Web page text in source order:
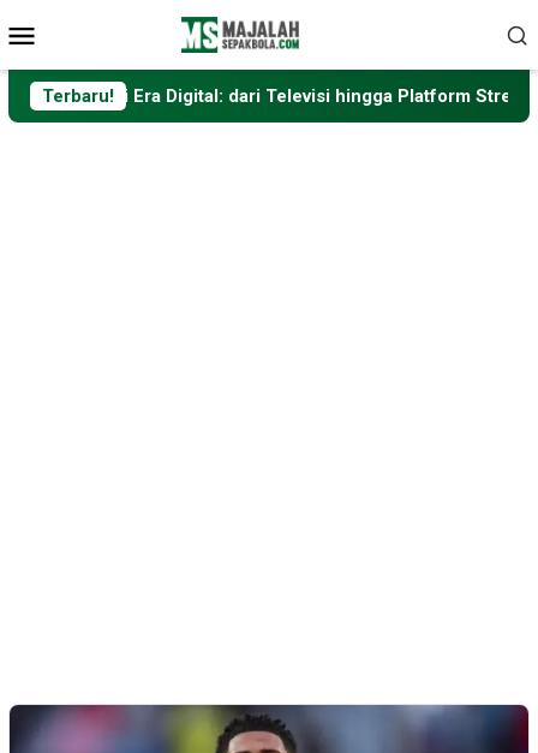
ke
kontenMobile
Terbaru!
Era Digital: dari Televisi hingga Platform Streaming